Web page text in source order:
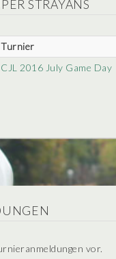
STRAYANS
Turnier
CJL 2016 July Game Day
vor.